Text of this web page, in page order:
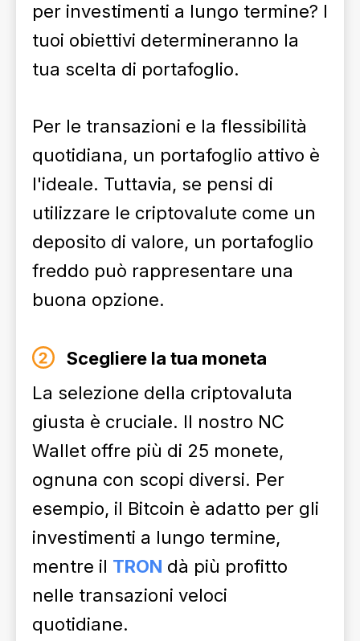
per investimenti a lungo termine? I
tuoi obiettivi determineranno la
tua scelta di portafoglio.
Per le transazioni e la flessibilità
quotidiana, un portafoglio attivo è
l'ideale. Tuttavia, se pensi di
utilizzare le criptovalute come un
deposito di valore, un portafoglio
freddo può rappresentare una
buona opzione.
Scegliere la tua moneta
La selezione della criptovaluta
giusta è cruciale. Il nostro NC
Wallet offre più di 25 monete,
ognuna con scopi diversi. Per
esempio, il Bitcoin è adatto per gli
investimenti a lungo termine,
mentre il TRON dà più profitto
nelle transazioni veloci
quotidiane.